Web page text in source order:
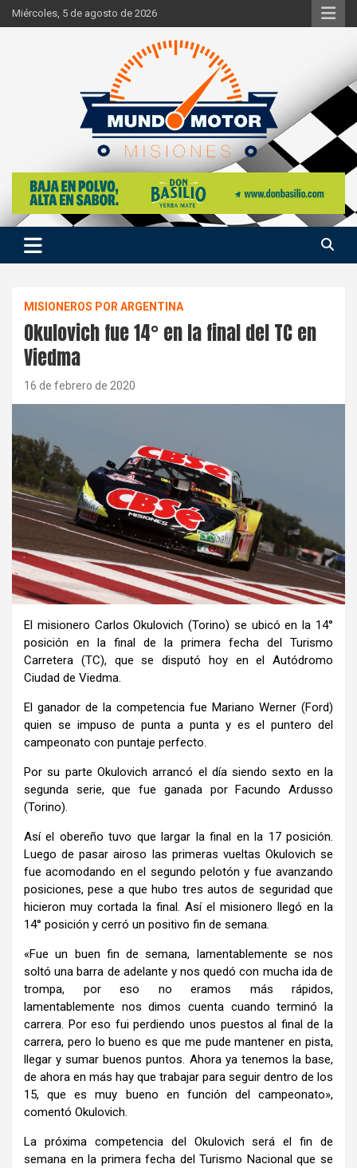
Skip
to
Miércoles, 5 de agosto de 2026
Mundo Motor Misiones
Si hay ruido de motores ahí estaremos
MISIONEROS POR ARGENTINA
Okulovich fue 14° en la final del TC en
Viedma
16 de febrero de 2020
El misionero Carlos Okulovich (Torino) se ubicó en la 14°
posición en la final de la primera fecha del Turismo
Carretera (TC), que se disputó hoy en el Autódromo
Ciudad de Viedma.
El ganador de la competencia fue Mariano Werner (Ford)
quien se impuso de punta a punta y es el puntero del
campeonato con puntaje perfecto.
Por su parte Okulovich arrancó el día siendo sexto en la
segunda serie, que fue ganada por Facundo Ardusso
(Torino).
Así el obereño tuvo que largar la final en la 17 posición.
Luego de pasar airoso las primeras vueltas Okulovich se
fue acomodando en el segundo pelotón y fue avanzando
posiciones, pese a que hubo tres autos de seguridad que
hicieron muy cortada la final. Así el misionero llegó en la
14° posición y cerró un positivo fin de semana.
«Fue un buen fin de semana, lamentablemente se nos
soltó una barra de adelante y nos quedó con mucha ida de
trompa, por eso no eramos más rápidos,
lamentablemente nos dimos cuenta cuando terminó la
carrera. Por eso fui perdiendo unos puestos al final de la
carrera, pero lo bueno es que me pude mantener en pista,
llegar y sumar buenos puntos. Ahora ya tenemos la base,
de ahora en más hay que trabajar para seguir dentro de los
15, que es muy bueno en función del campeonato»,
comentó Okulovich.
La próxima competencia del Okulovich será el fin de
semana en la primera fecha del Turismo Nacional que se